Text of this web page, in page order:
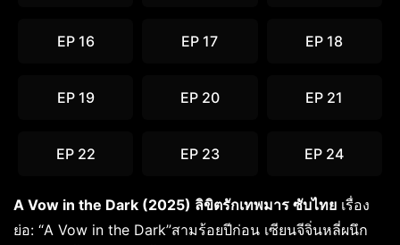
EP 16 EP 17 EP 18
EP 19 EP 20 EP 21
EP 22 EP 23 EP 24
A Vow in the Dark (2025) ลิขิตรักเทพมาร ซับไทย เรื่อง
ย่อ: “A Vow in the Dark”สามร้อยปีก่อน เซียนจีจิ่นหลี่ผนึก